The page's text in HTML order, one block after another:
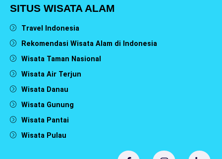
SITUS WISATA ALAM
Travel Indonesia
Rekomendasi Wisata Alam di Indonesia
Wisata Taman Nasional
Wisata Air Terjun
Wisata Danau
Wisata Gunung
Wisata Pantai
Wisata Pulau